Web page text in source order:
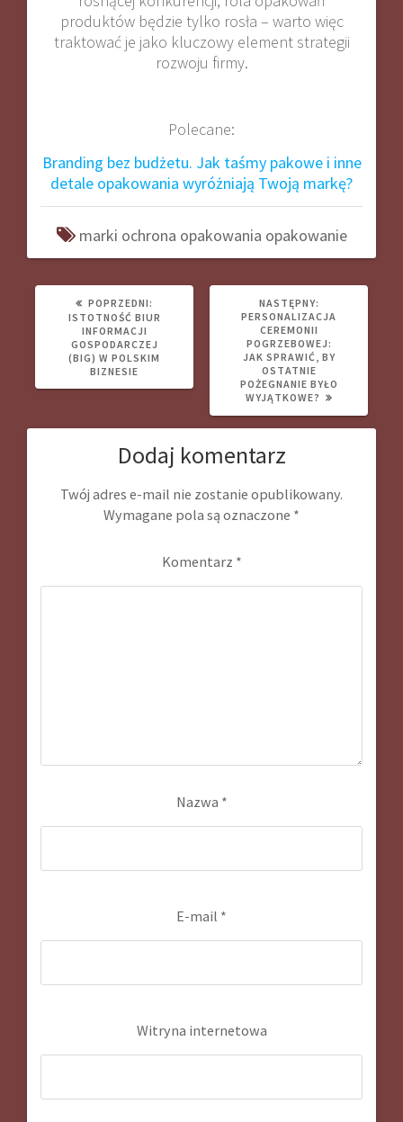
produktów będzie tylko rosła – warto więc
traktować je jako kluczowy element strategii
rozwoju firmy.
Polecane:
Branding bez budżetu. Jak taśmy pakowe i inne
detale opakowania wyróżniają Twoją markę?
marki ochrona opakowania opakowanie
POPRZEDNI:
WPIS:
ISTOTNOŚĆ BIUR
INFORMACJI
GOSPODARCZEJ
(BIG) W POLSKIM
BIZNESIE
NASTĘPNY:
WPIS:
PERSONALIZACJA
CEREMONII
POGRZEBOWEJ:
JAK SPRAWIĆ, BY
OSTATNIE
POŻEGNANIE BYŁO
WYJĄTKOWE?
Dodaj komentarz
Twój adres e-mail nie zostanie opublikowany.
Wymagane pola są oznaczone *
Komentarz *
Nazwa *
E-mail *
Witryna internetowa